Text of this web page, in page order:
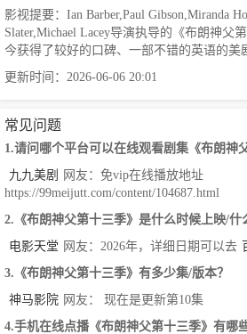
影视提要：Ian Barber,Paul Gibson,Miranda
Slater,Michael Lacey导演执导的《布朗神父
今获得了较好的口碑、一部不错的英语的美
更新时间：2026-06-06 20:01
常见问题
1.请问哪个平台可以在线观看剧集《布朗神
九九美剧
网友：免vip在线播放地址
https://99meijutt.com/content/104687.html
2.《布朗神父第十三季》是什么时候上映/什
电影天堂 网友：2026年，详细日期可以去
3.《布朗神父第十三季》有多少集/版本？
神马影院 网友： 现在是更新第10集
4.手机在线点播《布朗神父第十三季》有哪